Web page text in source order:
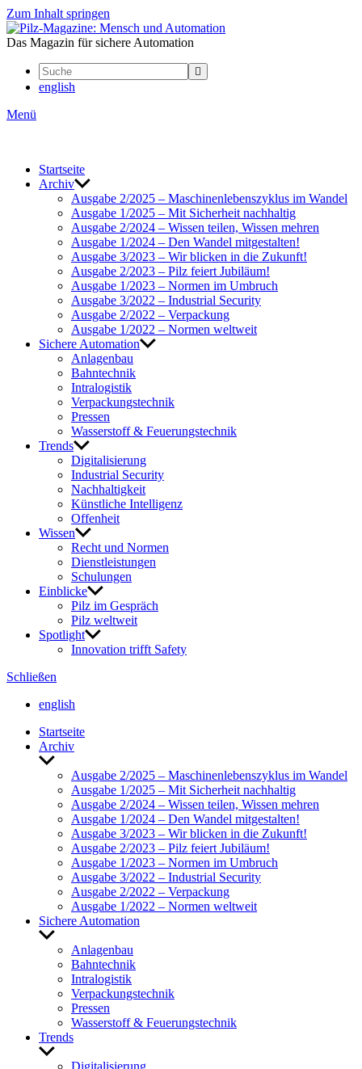
Zum Inhalt springen
Das Magazin für sichere Automation
english
Menü
Start­seite
Archiv
Ausgabe 2/2025 – Maschi­nen­le­bens­zy­klus im Wandel
Ausgabe 1/2025 – Mit Sicher­heit nach­haltig
Ausgabe 2/2024 – Wissen teilen, Wissen mehren
Ausgabe 1/2024 – Den Wandel mitge­stalten!
Ausgabe 3/2023 – Wir blicken in die Zukunft!
Ausgabe 2/2023 – Pilz feiert Jubi­läum!
Ausgabe 1/2023 – Normen im Umbruch
Ausgabe 3/2022 – Indus­trial Security
Ausgabe 2/2022 – Verpa­ckung
Ausgabe 1/2022 – Normen welt­weit
Sichere Auto­ma­tion
Anla­genbau
Bahn­technik
Intra­lo­gistik
Verpa­ckungs­technik
Pressen
Wasser­stoff & Feue­rungs­technik
Trends
Digi­ta­li­sie­rung
Indus­trial Security
Nach­hal­tig­keit
Künst­liche Intel­li­genz
Offen­heit
Wissen
Recht und Normen
Dienst­leis­tungen
Schu­lungen
Einblicke
Pilz im Gespräch
Pilz welt­weit
Spot­light
Inno­va­tion trifft Safety
Schließen
english
Start­seite
Archiv
Untermenü
anzeigenAusgabe 2/2025 – Maschi­nen­le­bens­zy­klus im Wandel
Ausgabe 1/2025 – Mit Sicher­heit nach­haltig
Ausgabe 2/2024 – Wissen teilen, Wissen mehren
Ausgabe 1/2024 – Den Wandel mitge­stalten!
Ausgabe 3/2023 – Wir blicken in die Zukunft!
Ausgabe 2/2023 – Pilz feiert Jubi­läum!
Ausgabe 1/2023 – Normen im Umbruch
Ausgabe 3/2022 – Indus­trial Security
Ausgabe 2/2022 – Verpa­ckung
Ausgabe 1/2022 – Normen welt­weit
Sichere Auto­ma­tion
Untermenü
anzeigenAnla­genbau
Bahn­technik
Intra­lo­gistik
Verpa­ckungs­technik
Pressen
Wasser­stoff & Feue­rungs­technik
Trends
Untermenü
anzeigenDigi­ta­li­sie­rung